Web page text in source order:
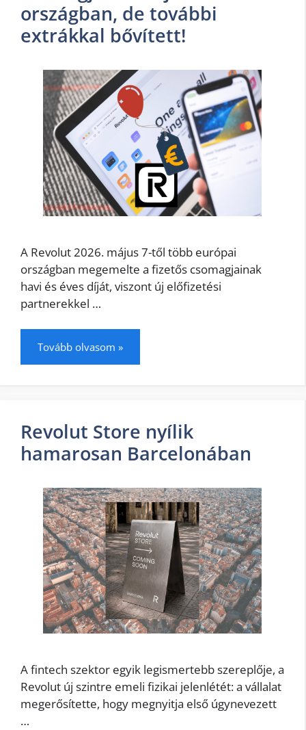
országban, de további
extrákkal bővített!
A Revolut 2026. május 7-től több európai
országban megemelte a fizetős csomagjainak
havi és éves díját, viszont új előfizetési
partnerekkel …
Tovább olvasom »
Revolut Store nyílik
hamarosan Barcelonában
A fintech szektor egyik legismertebb szereplője, a
Revolut új szintre emeli fizikai jelenlétét: a vállalat
megerősítette, hogy megnyitja első úgynevezett
…